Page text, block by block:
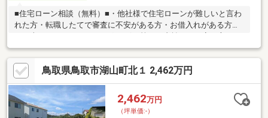
■住宅ローン相談（無料）■・他社様で住宅ローンが難しいと言わ
れた方・転職したてで審査に不安がある方・お借入れがある方
金のご準備に不安のある方 お気軽にご相談ください！ベストな
条件をお探しします！■べルウッドの強み■インターネットにない
物件情報・不動産
鳥取県鳥取市湖山町北１ 2,462万円
2,462万円
（坪単価:-）